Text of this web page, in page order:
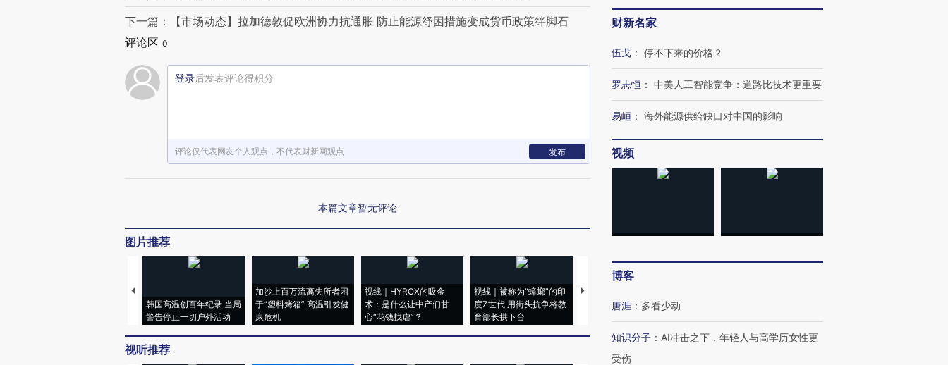
下一篇：【市场动态】拉加德敦促欧洲协力抗通胀 防止能源纾困措施变成货币政策绊脚石
评论区 0
登录后发表评论得积分
评论仅代表网友个人观点，不代表财新网观点 发布
本篇文章暂无评论
图片推荐
韩国高温创百年纪录 当局
警告停止一切户外活动
加沙上百万流离失所者困
于“塑料烤箱” 高温引发健
康危机
视线｜HYROX的吸金
术：是什么让中产们甘
心“花钱找虐”？
视线｜被称为“蟑螂”的印
度Z世代 用街头抗争将教
育部长拱下台
视线｜“入侵”还是“人道危
机”？难民潮撕裂西班牙
视听推荐
财新名家
伍戈 ： 停不下来的价格？
罗志恒 ： 中美人工智能竞争：道路比技术更重要
易峘 ： 海外能源供给缺口对中国的影响
视频
博客
唐涯 ： 多看少动
知识分子 ： AI冲击之下，年轻人与高学历女性更
受伤